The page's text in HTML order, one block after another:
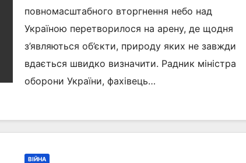
повномасштабного вторгнення небо над
Україною перетворилося на арену, де щодня
з’являються об’єкти, природу яких не завжди
вдається швидко визначити. Радник міністра
оборони України, фахівець…
ВІЙНА